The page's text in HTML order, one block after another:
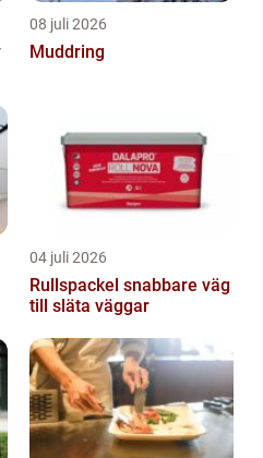
08 juli 2026
Muddring
04 juli 2026
Rullspackel snabbare väg
till släta väggar